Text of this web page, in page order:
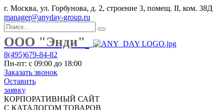
г. Москва, ул. Горбунова, д. 2, строение 3, помещ. II, ком. 38Д
manager@anyday-group.ru
ООО "Энди"
8(495)679-84-82
Пн-пт: с 09:00 до 18:00
Заказать звонок
Оставить
заявку
КОРПОРАТИВНЫЙ САЙТ
С КАТАЛОГОМ ТОВАРОВ